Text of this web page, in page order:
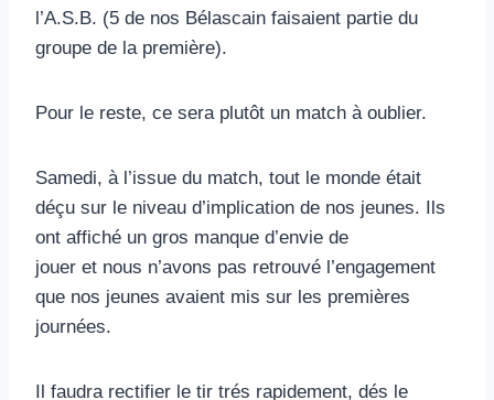
l’A.S.B. (5 de nos Bélascain faisaient partie du
groupe de la première).
Pour le reste, ce sera plutôt un match à oublier.
Samedi, à l’issue du match, tout le monde était
déçu sur le niveau d’implication de nos jeunes. Ils
ont affiché un gros manque d’envie de
jouer et nous n’avons pas retrouvé l’engagement
que nos jeunes avaient mis sur les premières
journées.
Il faudra rectifier le tir trés rapidement, dés le